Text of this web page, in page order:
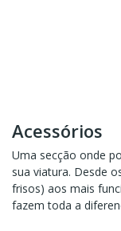
Acessórios
Uma secção onde
sua viatura. Desde
frisos) aos mais
fazem toda a